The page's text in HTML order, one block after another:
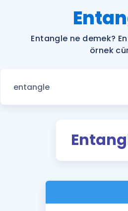
Entangle ne demek?
örnek